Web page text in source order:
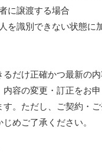
に譲渡する場合
を識別できない状態に
だけ正確かつ最新の
容の変更・訂正をお
。ただし、ご契約・
めご了承ください。